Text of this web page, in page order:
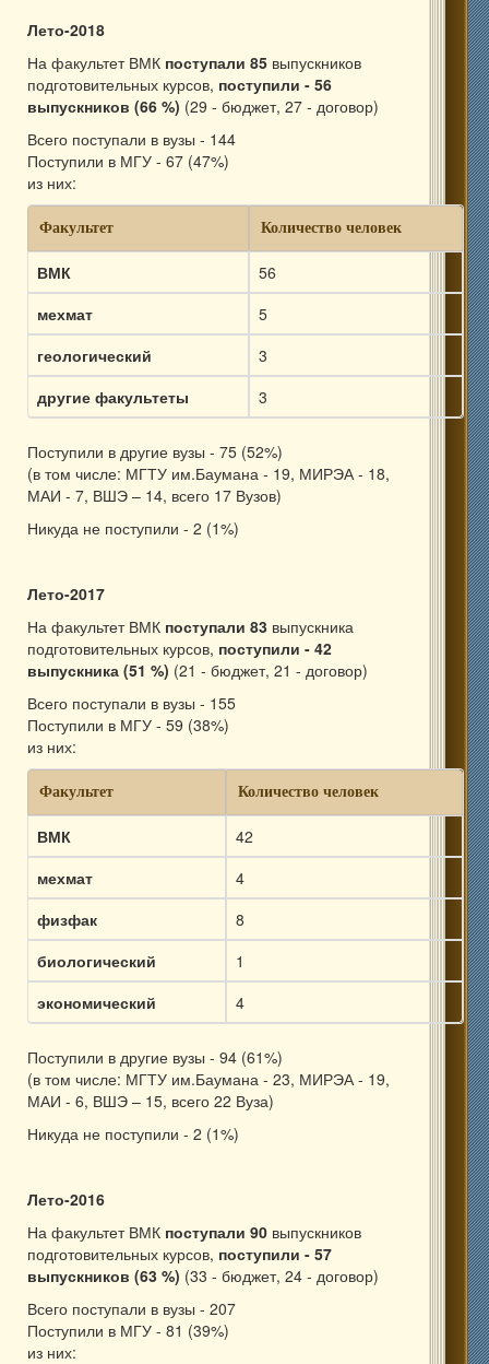
Лето-2018
На факультет ВМК поступали 85 выпускников
подготовительных курсов, поступили - 56
выпускников (66 %) (29 - бюджет, 27 - договор)
Всего поступали в вузы - 144
Поступили в МГУ - 67 (47%)
из них:
Факультет Количество человек
ВМК
56
мехмат
5
геологический
3
другие факультеты
3
Поступили в другие вузы - 75 (52%)
(в том числе: МГТУ им.Баумана - 19, МИРЭА - 18,
МАИ - 7, ВШЭ – 14, всего 17 Вузов)
Никуда не поступили - 2 (1%)
Лето-2017
На факультет ВМК поступали 83 выпускника
подготовительных курсов, поступили - 42
выпускника (51 %) (21 - бюджет, 21 - договор)
Всего поступали в вузы - 155
Поступили в МГУ - 59 (38%)
из них:
Факультет Количество человек
ВМК
42
мехмат
4
физфак
8
биологический
1
экономический
4
Поступили в другие вузы - 94 (61%)
(в том числе: МГТУ им.Баумана - 23, МИРЭА - 19,
МАИ - 6, ВШЭ – 15, всего 22 Вуза)
Никуда не поступили - 2 (1%)
Лето-2016
На факультет ВМК поступали 90 выпускников
подготовительных курсов, поступили - 57
выпускников (63 %) (33 - бюджет, 24 - договор)
Всего поступали в вузы - 207
Поступили в МГУ - 81 (39%)
из них: